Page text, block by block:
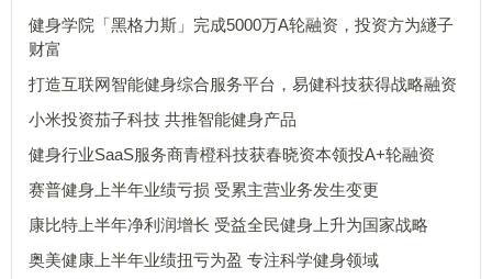
健身学院「黑格力斯」完成5000万A轮融资，投资方为繸子
财富
打造互联网智能健身综合服务平台，易健科技获得战略融资
小米投资茄子科技 共推智能健身产品
健身行业SaaS服务商青橙科技获春晓资本领投A+轮融资
赛普健身上半年业绩亏损 受累主营业务发生变更
康比特上半年净利润增长 受益全民健身上升为国家战略
奥美健康上半年业绩扭亏为盈 专注科学健身领域